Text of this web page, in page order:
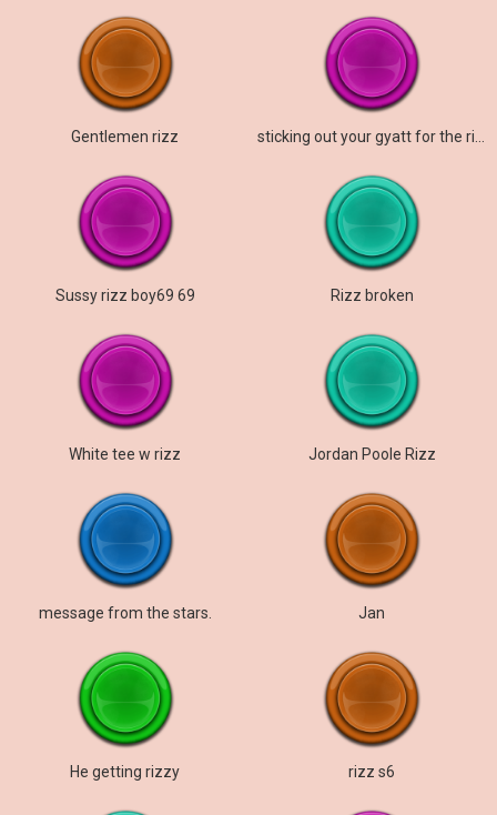
Gentlemen rizz
Sussy rizz boy69 69 Rizz broken
White tee w rizz Jordan Poole Rizz
message from the stars. Jan
He getting rizzy rizz s6